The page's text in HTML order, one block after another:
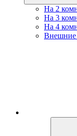
На 2
На 3
На 4
Внешние